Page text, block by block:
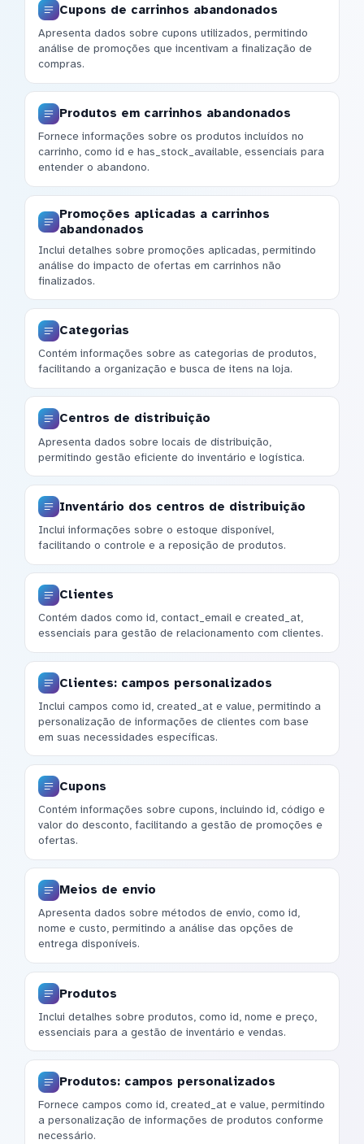
Cupons de carrinhos abandonados
Apresenta dados sobre cupons utilizados, permitindo
análise de promoções que incentivam a finalização de
compras.
Produtos em carrinhos abandonados
Fornece informações sobre os produtos incluídos no
carrinho, como id e has_stock_available, essenciais para
entender o abandono.
Promoções aplicadas a carrinhos
abandonados
Inclui detalhes sobre promoções aplicadas, permitindo
análise do impacto de ofertas em carrinhos não
finalizados.
Categorias
Contém informações sobre as categorias de produtos,
facilitando a organização e busca de itens na loja.
Centros de distribuição
Apresenta dados sobre locais de distribuição,
permitindo gestão eficiente do inventário e logística.
Inventário dos centros de distribuição
Inclui informações sobre o estoque disponível,
facilitando o controle e a reposição de produtos.
Clientes
Contém dados como id, contact_email e created_at,
essenciais para gestão de relacionamento com clientes.
Clientes: campos personalizados
Inclui campos como id, created_at e value, permitindo a
personalização de informações de clientes com base
em suas necessidades específicas.
Cupons
Contém informações sobre cupons, incluindo id, código e
valor do desconto, facilitando a gestão de promoções e
ofertas.
Meios de envio
Apresenta dados sobre métodos de envio, como id,
nome e custo, permitindo a análise das opções de
entrega disponíveis.
Produtos
Inclui detalhes sobre produtos, como id, nome e preço,
essenciais para a gestão de inventário e vendas.
Produtos: campos personalizados
Fornece campos como id, created_at e value, permitindo
a personalização de informações de produtos conforme
necessário.